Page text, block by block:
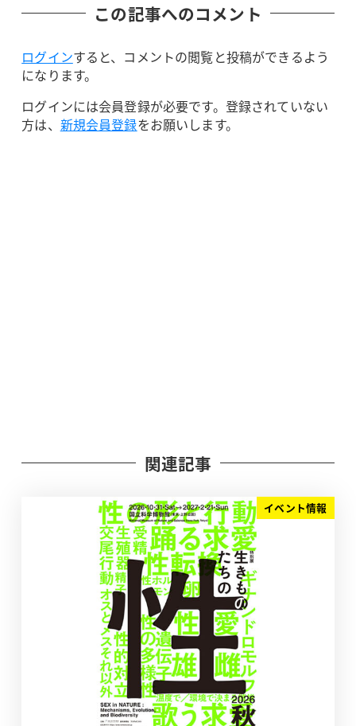
この記事へのコメント
ログインすると、コメントの閲覧と投稿ができるよう
になります。
ログインには会員登録が必要です。登録されていない
方は、 新規会員登録をお願いします。
関連記事
イベント情報